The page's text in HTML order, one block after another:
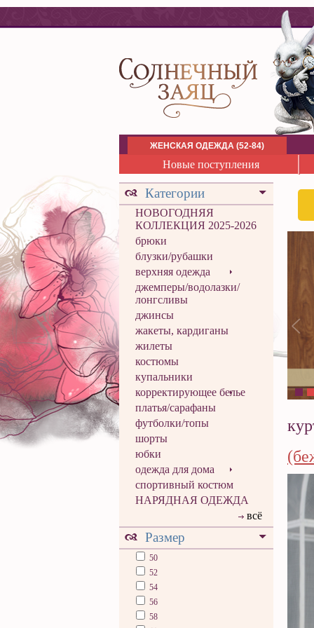
ЖЕНСКАЯ ОДЕЖДА (52-84)
Новые поступления
Категории
НОВОГОДНЯЯ
КОЛЛЕКЦИЯ 2025-2026
брюки
блузки/рубашки
верхняя одежда
джемперы/водолазки/
лонгсливы
джинсы
жакеты, кардиганы
жилеты
костюмы
купальники
корректирующее белье
платья/сарафаны
футболки/топы
шорты
юбки
одежда для дома
спортивный костюм
НАРЯДНАЯ ОДЕЖДА
всё
Размер
50
52
54
56
58